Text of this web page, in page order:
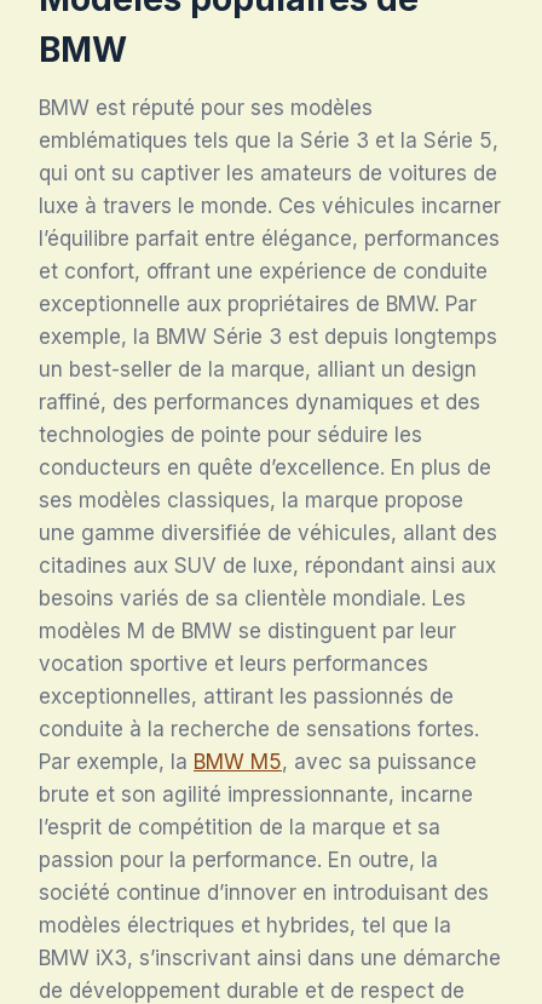
BMW
BMW est réputé pour ses modèles
emblématiques tels que la Série 3 et la Série 5,
qui ont su captiver les amateurs de voitures de
luxe à travers le monde. Ces véhicules incarner
l’équilibre parfait entre élégance, performances
et confort, offrant une expérience de conduite
exceptionnelle aux propriétaires de BMW. Par
exemple, la BMW Série 3 est depuis longtemps
un best-seller de la marque, alliant un design
raffiné, des performances dynamiques et des
technologies de pointe pour séduire les
conducteurs en quête d’excellence. En plus de
ses modèles classiques, la marque propose
une gamme diversifiée de véhicules, allant des
citadines aux SUV de luxe, répondant ainsi aux
besoins variés de sa clientèle mondiale. Les
modèles M de BMW se distinguent par leur
vocation sportive et leurs performances
exceptionnelles, attirant les passionnés de
conduite à la recherche de sensations fortes.
Par exemple, la BMW M5, avec sa puissance
brute et son agilité impressionnante, incarne
l’esprit de compétition de la marque et sa
passion pour la performance. En outre, la
société continue d’innover en introduisant des
modèles électriques et hybrides, tel que la
BMW iX3, s’inscrivant ainsi dans une démarche
de développement durable et de respect de